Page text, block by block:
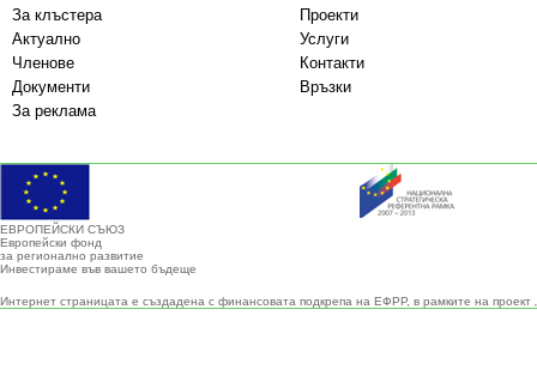
За клъстера
Проекти
Актуално
Услуги
Членове
Контакти
Документи
Връзки
За реклама
ЕВРОПЕЙСКИ СЪЮЗ
Европейски фонд
за регионално развитие
Инвестираме във вашето бъдеще
Интернет страницата е създадена с финансовата подкрепа на ЕФРР, в рамките на